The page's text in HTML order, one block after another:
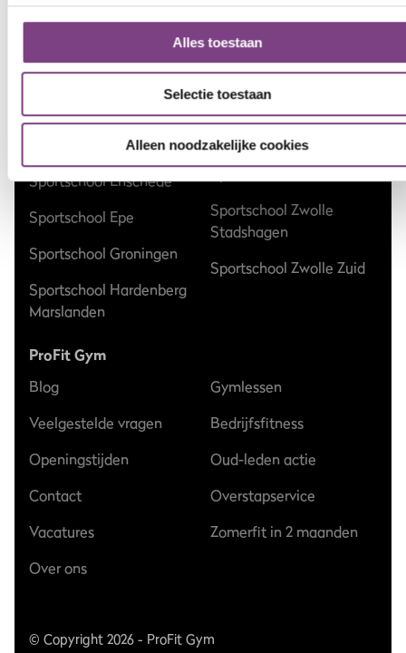
Alles toestaan
Selectie toestaan
Alleen noodzakelijke cookies
Sportschool Assen
Sportschool Dalfsen
Sportschool Emmen
Sportschool Enschede
Sportschool Epe
Sportschool Groningen
Sportschool Hardenberg
Marslanden
Sportschool Ommen
Sportschool Raalte
Sportschool Vlaardingen
Sportschool Wageningen
Sportschool Zwolle Dieze
Sportschool Zwolle
Stadshagen
Sportschool Zwolle Zuid
ProFit Gym
Blog
Veelgestelde vragen
Openingstijden
Contact
Vacatures
Over ons
Gymlessen
Bedrijfsfitness
Oud-leden actie
Overstapservice
Zomerfit in 2 maanden
© Copyright 2026 - ProFit Gym